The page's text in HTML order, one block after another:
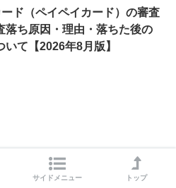
ド（ペイペイカード）の審査
落ち原因・理由・落ちた後の
いて【2026年8月版】
サイドメニュー トップ